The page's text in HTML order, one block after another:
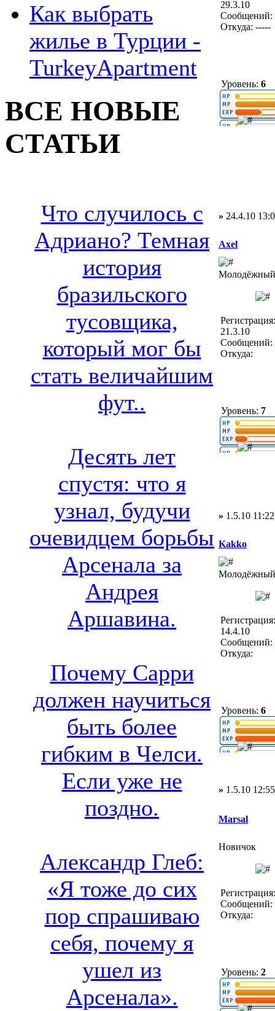
Как выбрать
жилье в Турции -
TurkeyApartment
ВСЕ НОВЫЕ
СТАТЬИ
Что случилось с
Адриано? Темная
история
бразильского
тусовщика,
который мог бы
стать величайшим
фут..
Десять лет
спустя: что я
узнал, будучи
очевидцем борьбы
Арсенала за
Андрея
Аршавина.
Почему Сарри
должен научиться
быть более
гибким в Челси.
Если уже не
поздно.
Александр Глеб:
«Я тоже до сих
пор спрашиваю
себя, почему я
ушел из
Арсенала».
29.3.10
Сообщений:
Откуда: -----
Уровень: 6
» 24.4.10
Axel
Молодёжный
Регистрация:
21.3.10
Сообщений:
Откуда:
Уровень: 7
» 1.5.10 11:22
Kakko
Молодёжный
Регистрация:
14.4.10
Сообщений:
Откуда:
Уровень: 6
» 1.5.10 12:55
Marsal
Новичок
Сообщений:
Откуда:
Уровень: 2